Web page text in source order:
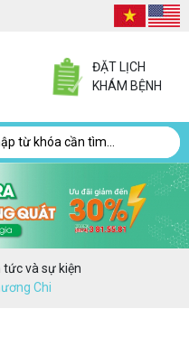
ĐẶT LỊCH
KHÁM BỆNH
tức và sự kiện
Chi